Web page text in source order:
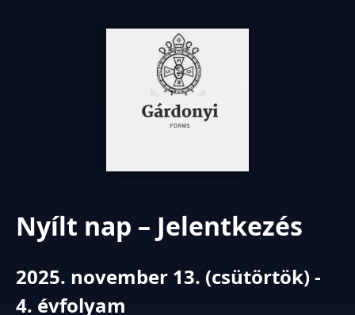
Nyílt nap – Jelentkezés
2025. november 13. (csütörtök) -
4. évfolyam